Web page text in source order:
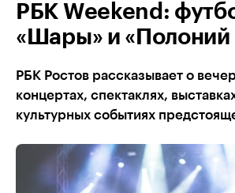
РБК Weekend:
«Шары» и «Полоний
РБК Ростов рассказывает о
концертах, спектаклях,
культурных событиях